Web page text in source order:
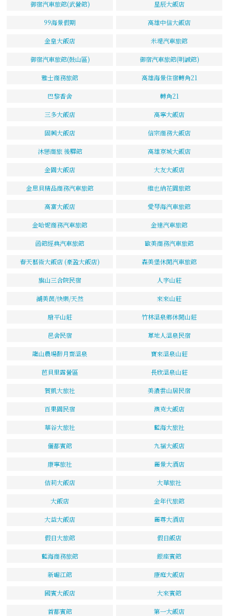
御宿汽車旅館(武營館) 星辰大飯店
99海景假期 高雄中信大飯店
金皇大飯店 米堤汽車旅館
御宿汽車旅館(鼓山區) 御宿汽車旅館(明誠館)
雅士商務旅館 高雄海景住宿轉角21
巴黎香舍 轉角21
三多大飯店 高寧大飯店
固興大飯店 信宗商務大飯店
沐戀商旅 後驛館 高雄京城大飯店
金園大飯店 大友大飯店
金思貝精品商務汽車旅館 維也納花園旅館
高富大飯店 愛琴海汽車旅館
金哈妮商務汽車旅館 金達汽車旅館
函館經典汽車旅館 歐美商務汽車旅館
春天藝術大飯店 (豪盈大飯店) 森美堡休閒汽車旅館
旗山三合院民宿 人字山莊
湖美茵/快樂/天然 來來山莊
扇平山莊 竹林溫泉鄉休閒山莊
邑舍民宿 草地人溫泉民宿
龍山農場醉月齋溫泉 寶來溫泉山莊
芭貝里露營區 長欣溫泉山莊
賀凱大旅社 美濃雲山居民宿
百果園民宿 澳克大飯店
華谷大旅社 藍海大旅社
儷都賓館 九福大飯店
康寧旅社 麗景大酒店
佶莉大飯店 大華旅社
大飯店 金年代旅館
大益大飯店 麗尊大酒店
假日大旅館 假日飯店
藍海商務旅館 銀座賓館
新崛江館 康庭大飯店
國賓大飯店 大來賓館
首都賓館 第一大飯店